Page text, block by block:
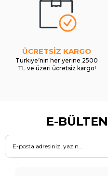
ÜCRETSİZ KARGO
Türkiye’nin her yerine 2500
TL ve üzeri ücretsiz kargo!
E-